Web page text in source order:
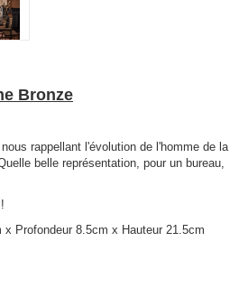
Bronze
rappellant l'évolution de l'homme de la
belle représentation, pour un bureau,
x Profondeur 8.5cm x Hauteur 21.5cm